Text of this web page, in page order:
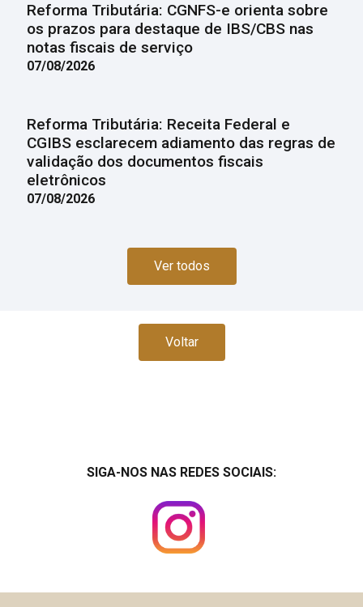
Reforma Tributária: CGNFS-e orienta sobre
os prazos para destaque de IBS/CBS nas
notas fiscais de serviço
07/08/2026
Reforma Tributária: Receita Federal e
CGIBS esclarecem adiamento das regras de
validação dos documentos fiscais
eletrônicos
07/08/2026
Ver todos
Voltar
SIGA-NOS NAS REDES SOCIAIS: